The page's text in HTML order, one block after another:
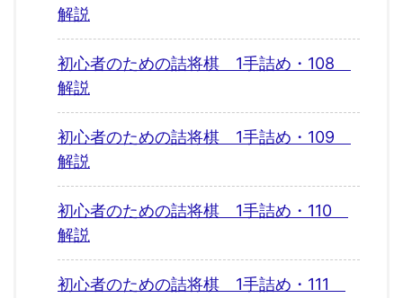
解説
初心者のための詰将棋 1手詰め・108
解説
初心者のための詰将棋 1手詰め・109
解説
初心者のための詰将棋 1手詰め・110
解説
初心者のための詰将棋 1手詰め・111